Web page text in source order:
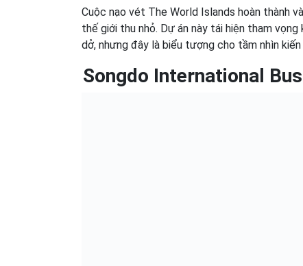
Cuộc nạo vét The World Islands hoàn thành
thế giới thu nhỏ. Dự án này tái hiện tham
dở, nhưng đây là biểu tượng cho tầm nhìn
Songdo International